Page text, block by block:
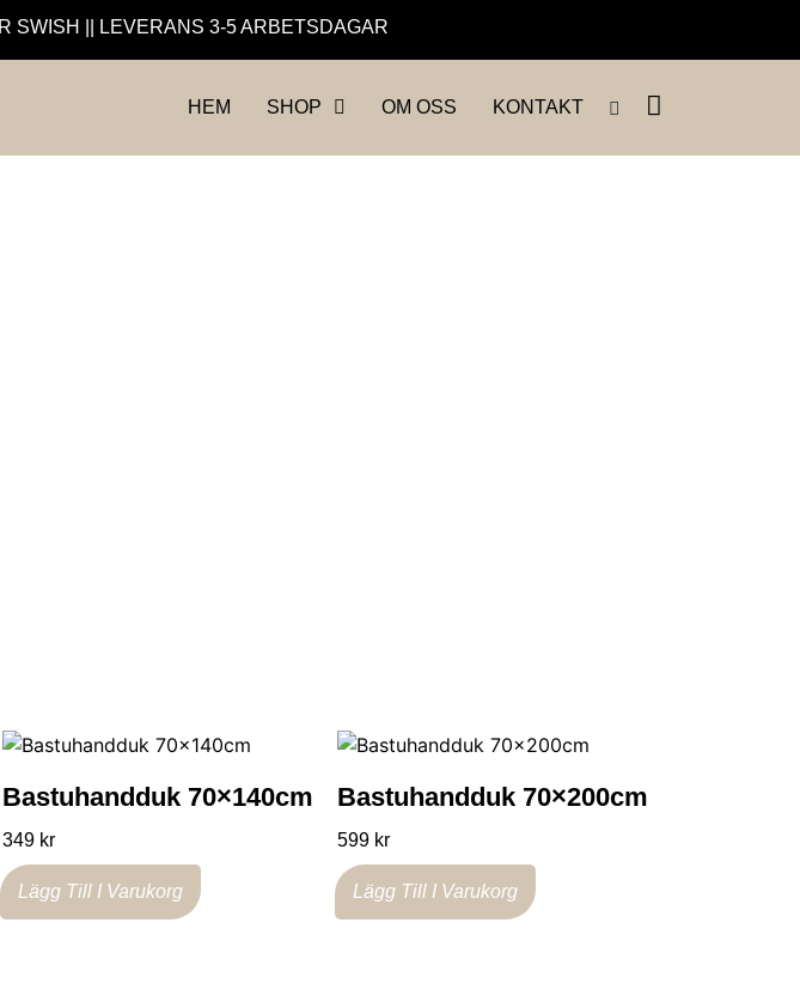
SWISH || LEVERANS 3-5 ARBETSDAGAR
HEM SHOP OM OSS KONTAKT
Bastuhandduk 70×140cm
349 kr
Lägg Till I Varukorg
Bastuhandduk 70×200cm
599 kr
Lägg Till I Varukorg